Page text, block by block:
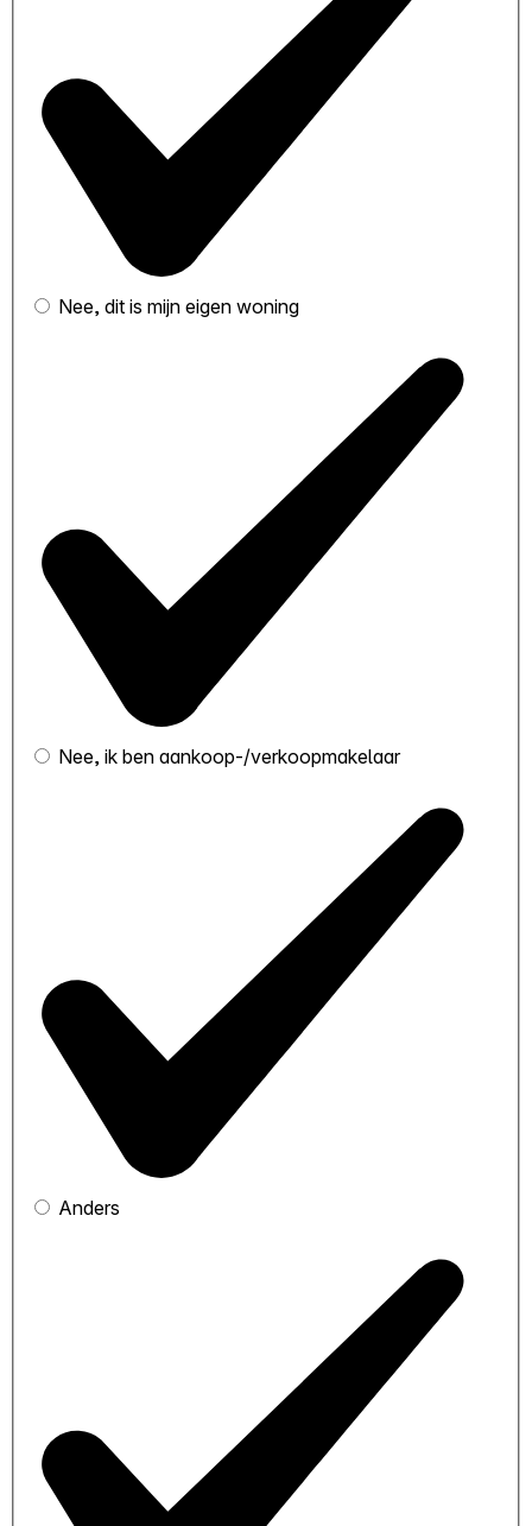
Nee, dit is mijn eigen woning
Nee, ik ben aankoop-/verkoopmakelaar
Anders